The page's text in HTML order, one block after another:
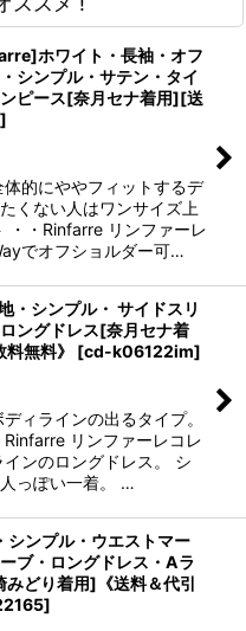
ホワイト・長袖・オフ
シンプル・サテン・タイ
ピース[奈月セナ着用][送
]
的にややフィットするデ
くない人はワンサイズ上
・Rinfarre リンファーレ
でオフショルダー可…
シンプル・ サイドスリ
ングドレス[奈月セナ着
無料》
[cd-k06122im]
ィラインの出るタイプ。
リンファーレコレ
ンのロングドレス。 シ
っぽい一着。 …
ンプル・ウエストマー
ブ・ロングドレス・Aラ
どり着用]《送料＆代引
]